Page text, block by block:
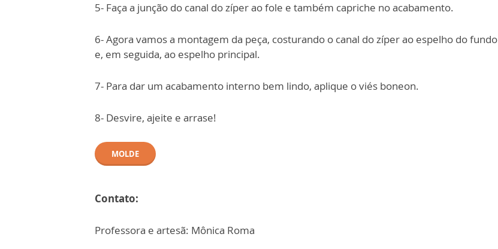
5- Faça a junção do canal do zíper ao fole e também capriche no acabamento.
6- Agora vamos a montagem da peça, costurando o canal do zíper ao espelho do fundo
e, em seguida, ao espelho principal.
7- Para dar um acabamento interno bem lindo, aplique o viés boneon.
8- Desvire, ajeite e arrase!
MOLDE
Contato:
Professora e artesã: Mônica Roma